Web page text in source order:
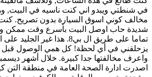
في شنطتي ويبدو اني كنت ناسيه في البيت,
مخالف كوني اسوق السيارة بدون تصريح.
شديدة حاب اوصل البيت بأسرع وقت ممكن
تماما على طريق ال بي8. هذا غير
يزحلقني في أي لحظة! كل همي الوصول
واعرف مخالفتها جدا كبيرة. خلال أشهر
اصدرت ادارة الصحة العامة في منطقة التن